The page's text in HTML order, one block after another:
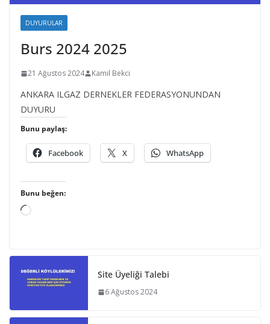
DUYURULAR
Burs 2024 2025
21 Ağustos 2024 Kamil Bekci
ANKARA ILGAZ DERNEKLER FEDERASYONUNDAN
DUYURU
Bunu paylaş:
Facebook X WhatsApp
Bunu beğen:
Y
l
e
n
y
Site Üyeliği Talebi
6 Ağustos 2024